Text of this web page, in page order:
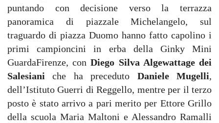
puntando con decisione verso la terrazza
panoramica di piazzale Michelangelo, sul
traguardo di piazza Duomo hanno fatto capolino i
primi campioncini in erba della Ginky Mini
GuardaFirenze, conDiego Silva Algewattage dei
Salesiani che ha preceduto Daniele Mugelli,
dell’Istituto Guerri di Reggello, mentre per il terzo
posto è stato arrivo a pari merito per Ettore Grillo
della scuola Maria Maltoni e Alessandro Ramalli